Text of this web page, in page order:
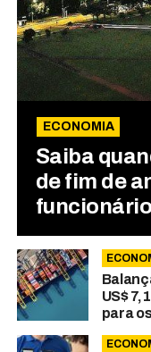
ECONOMIA
Saiba
de fim de
US$
para